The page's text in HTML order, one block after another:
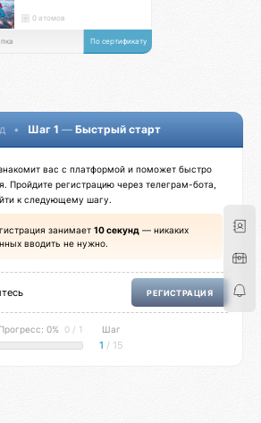
0 атомов
По сертификату
• Шаг 1 — Быстрый старт
вас с платформой и поможет быстро
Пройдите регистрацию через телеграм-бота,
к следующему шагу.
занимает 10 секунд — никаких
вводить не нужно.
РЕГИСТРАЦИЯ
Прогресс: 0% 0 / 1 Шаг
1 / 15